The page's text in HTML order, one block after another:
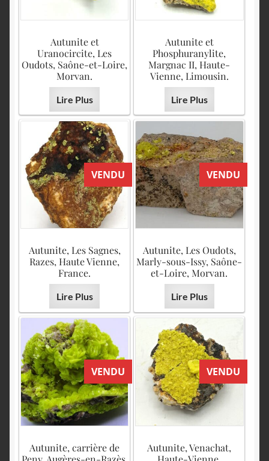
Autunite et
Uranocircite, Les
Oudots, Saône-et-Loire,
Morvan.
Lire Plus
Autunite et
Phosphuranylite,
Margnac II, Haute-
Vienne, Limousin.
Lire Plus
VENDU
Autunite, Les Sagnes,
Razes, Haute Vienne,
France.
Lire Plus
VENDU
Autunite, Les Oudots,
Marly-sous-Issy, Saône-
et-Loire, Morvan.
Lire Plus
VENDU
Autunite, carrière de
VENDU
Autunite, Venachat,